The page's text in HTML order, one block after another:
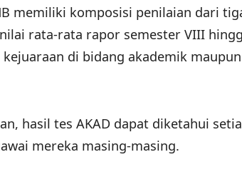
memiliki komposisi penilaian dari
rata-rata rapor semester VIII
di bidang akademik
hasil tes AKAD dapat diketahui
mereka masing-masing.